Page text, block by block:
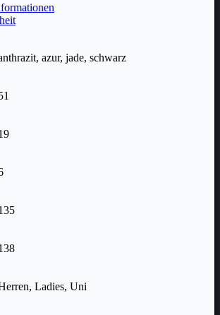
azur, jade, schwarz
Ladies, Uni